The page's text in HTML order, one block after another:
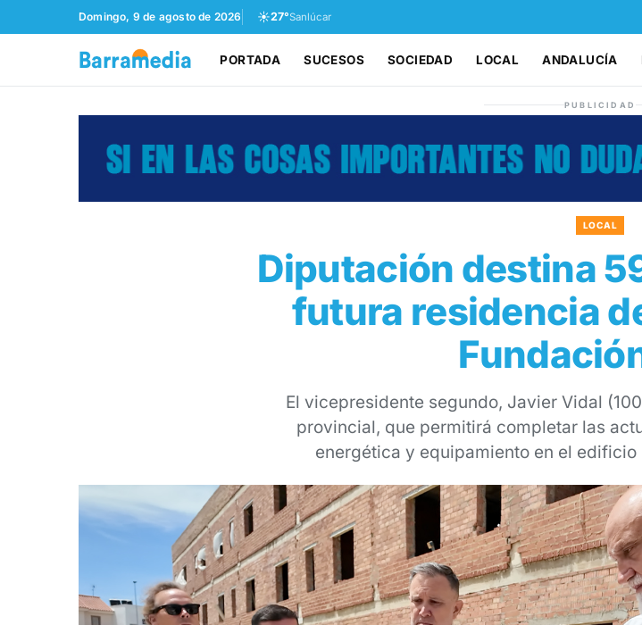
Domingo, 9 de agosto de 2026 ☀️27°Sanlúcar
PORTADA SUCESOS SOCIEDAD LOCAL ANDALUCÍA
PUBLICIDAD
LOCAL
Diputación destina
futura residencia
El vicepresidente segundo, Javier Vidal
provincial, que permitirá completar las
energética y equipamiento en el